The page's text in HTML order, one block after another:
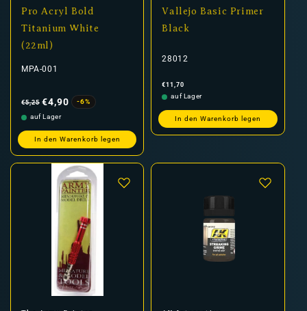
Pro Acryl Bold
Titanium White
(22ml)
MPA-001
Preis
€5,25 €4,90
-6%
auf Lager
In den Warenkorb legen
Vallejo Basic Primer
Black
28012
Normaler
Preis
€11,70
auf Lager
In den Warenkorb legen